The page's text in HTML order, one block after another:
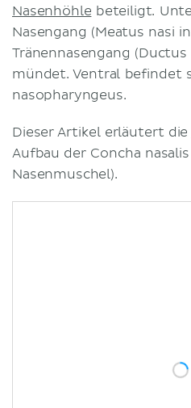
Nasenhöhle beteiligt.
Nasengang (Meatus nasi
Tränennasengang (Ductus
mündet. Ventral befindet
nasopharyngeus.
Dieser Artikel erläutert die
Aufbau der Concha
Nasenmuschel).